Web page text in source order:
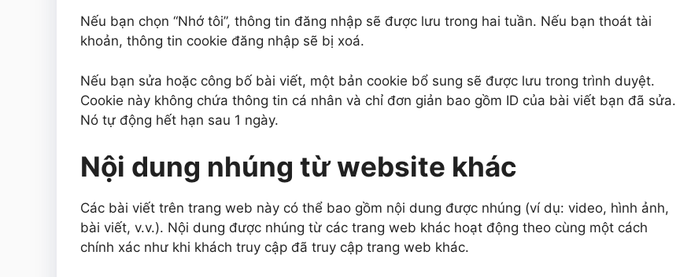
Nếu bạn chọn “Nhớ tôi”, thông tin đăng nhập sẽ được lưu trong hai tuần. Nếu bạn thoát tài
khoản, thông tin cookie đăng nhập sẽ bị xoá.
Nếu bạn sửa hoặc công bố bài viết, một bản cookie bổ sung sẽ được lưu trong trình duyệt.
Cookie này không chứa thông tin cá nhân và chỉ đơn giản bao gồm ID của bài viết bạn đã sửa.
Nó tự động hết hạn sau 1 ngày.
Nội dung nhúng từ website khác
Các bài viết trên trang web này có thể bao gồm nội dung được nhúng (ví dụ: video, hình ảnh,
bài viết, v.v.). Nội dung được nhúng từ các trang web khác hoạt động theo cùng một cách
chính xác như khi khách truy cập đã truy cập trang web khác.